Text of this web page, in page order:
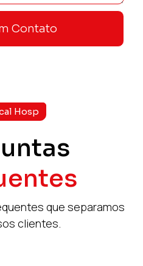
Contato
Hosp
que separamos
clientes.